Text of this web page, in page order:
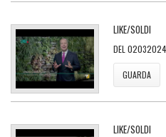
LIKE/SOLDI
DEL 02032024
GUARDA
LIKE/SOLDI